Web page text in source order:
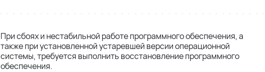
При сбоях и нестабильной работе программного обеспечения, а
также при установленной устаревшей версии операционной
системы, требуется выполнить восстановление программного
обеспечения.